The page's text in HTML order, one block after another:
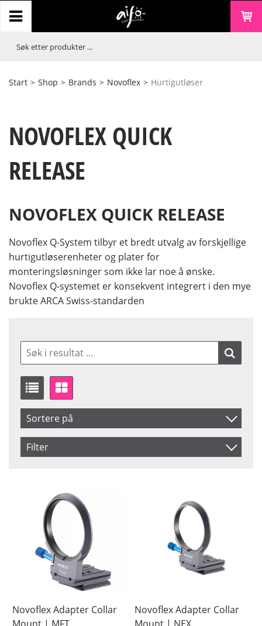
Start > Shop > Brands > Novoflex > Hurtigutløser
NOVOFLEX QUICK
RELEASE
NOVOFLEX QUICK RELEASE
Novoflex Q-System tilbyr et bredt utvalg av forskjellige
hurtigutløserenheter og plater for
monteringsløsninger som ikke lar noe å ønske.
Novoflex Q-systemet er konsekvent integrert i den mye
brukte ARCA Swiss-standarden
Sortere på
Artikelkod
Filter
Ikke på lager
Novoflex Adapter Collar
Novoflex Adapter Collar